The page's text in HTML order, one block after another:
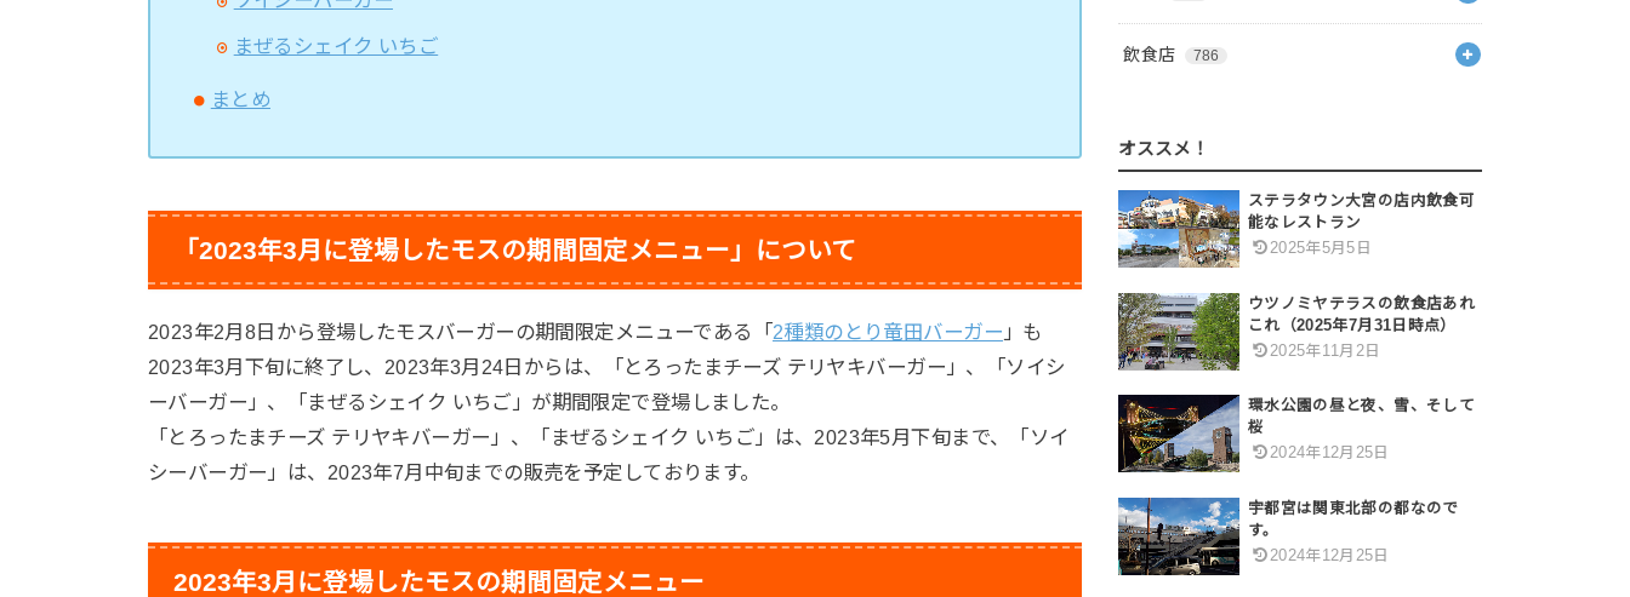
まぜるシェイク いちご
まとめ
「2023年3月に登場したモスの期間固定メニュー」について
2023年2月8日から登場したモスバーガーの期間限定メニューである「2種類のとり竜田バーガー 」も
2023年3月下旬に終了し、2023年3月24日からは、「とろったまチーズ テリヤキバーガー」、「ソイシ
ーバーガー」、「まぜるシェイク いちご」が期間限定で登場しました。
「とろったまチーズ テリヤキバーガー」、「まぜるシェイク いちご」は、2023年5月下旬まで、「ソイ
シーバーガー」は、2023年7月中旬までの販売を予定しております。
2023年3月に登場したモスの期間固定メニュー
飲食店 786
オススメ！
ステラタウン大宮の店内飲食可
能なレストラン
2025年5月5日
ウツノミヤテラスの飲食店あれ
これ（2025年7月31日時点）
2025年11月2日
環水公園の昼と夜、雪、そして
桜
2024年12月25日
宇都宮は関東北部の都なので
す。
2024年12月25日